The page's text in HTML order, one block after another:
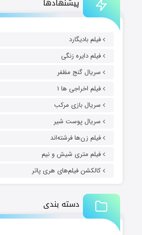
پیشنهادها
فیلم بادیگارد
فیلم دایره زنگی
سریال گنج مظفر
فیلم اخراجی ها ۱
سریال بازی مرکب
سریال پوست شیر
فیلم زن‌ها فرشته‌اند
فیلم متری شیش و نیم
کالکشن فیلم‌های هری پاتر
دسته بندی